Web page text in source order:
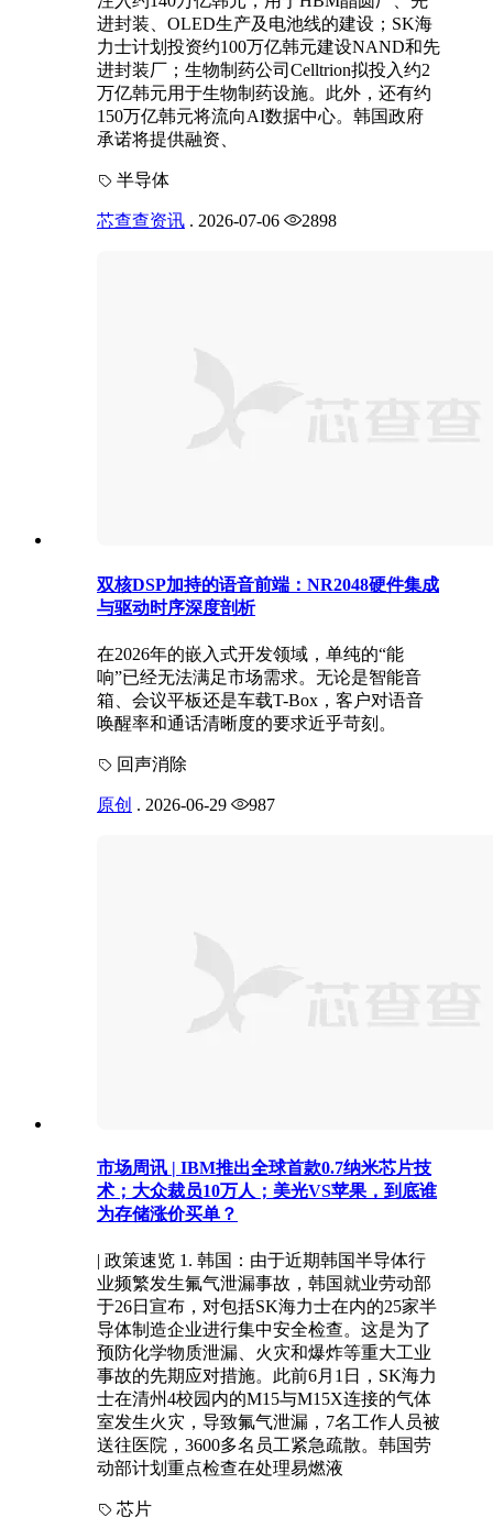
进封装、OLED生产及电池线的建设；SK海
力士计划投资约100万亿韩元建设NAND和先
进封装厂；生物制药公司Celltrion拟投入约2
万亿韩元用于生物制药设施。此外，还有约
150万亿韩元将流向AI数据中心。韩国政府
承诺将提供融资、
半导体
芯查查资讯 . 2026-07-06 2898
双核DSP加持的语音前端：NR2048硬件集成
与驱动时序深度剖析
在2026年的嵌入式开发领域，单纯的“能
响”已经无法满足市场需求。无论是智能音
箱、会议平板还是车载T-Box，客户对语音
唤醒率和通话清晰度的要求近乎苛刻。
回声消除
原创 . 2026-06-29 987
市场周讯 | IBM推出全球首款0.7纳米芯片技
术；大众裁员10万人；美光VS苹果，到底谁
为存储涨价买单？
| 政策速览 1. 韩国：由于近期韩国半导体行
业频繁发生氟气泄漏事故，韩国就业劳动部
于26日宣布，对包括SK海力士在内的25家半
导体制造企业进行集中安全检查。这是为了
预防化学物质泄漏、火灾和爆炸等重大工业
事故的先期应对措施。此前6月1日，SK海力
士在清州4校园内的M15与M15X连接的气体
室发生火灾，导致氟气泄漏，7名工作人员被
送往医院，3600多名员工紧急疏散。韩国劳
动部计划重点检查在处理易燃液
芯片